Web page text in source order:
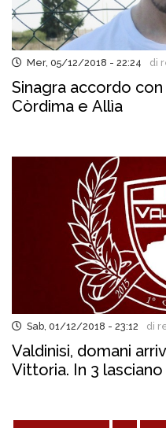
Mer, 05/12/2018 - 22:24 di
Sinagra accordo
Còrdima e Allìa
Sab, 01/12/2018 - 23:12 di
Valdinisi, domani
Vittoria. In 3